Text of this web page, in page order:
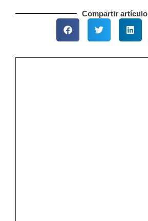
Compartir artículo